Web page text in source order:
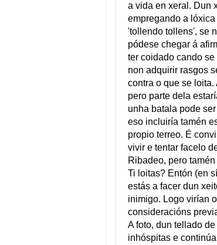
a vida en xeral. Dun
empregando a
'tollendo tollens', se
pódese chegar á
ter coidado cando
non adquirir rasgos
contra o que se loita.
pero parte dela
unha batala pode
eso incluiría tamén
propio terreo. É
vivir e tentar facelo
Ribadeo, pero
Ti loitas? Entón (en
estás a facer dun
inimigo. Logo virían
consideracións
A foto, dun tellado
inhóspitas e